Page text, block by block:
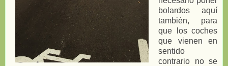
bolardos aquí
también, para
que los coches
que vienen en
sentido
contrario no se